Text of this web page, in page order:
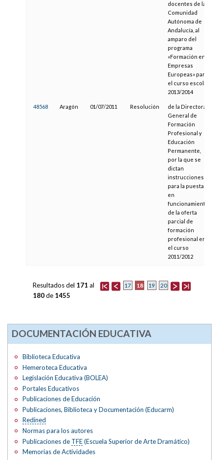
docentes de la
Comunidad
Autónoma de
Andalucía, al
amparo del
programa
«Formación en
Empresas
Europeas» para
el curso escolar
2013/2014
48568 Aragón 01/07/2011 Resolución
de la Directora
General de
Formación
Profesional y
Educación
Permanente,
por la que se
dictan
instrucciones
para la puesta
en
funcionamiento
de la oferta
parcial de
formación
profesional en
el curso
2011/2012
17 18 19 20
Resultados del 171 al
180de 1455
DOCUMENTACIÓN EDUCATIVA
Biblioteca Educativa
Hemeroteca Educativa
Legislación Educativa (BOLEA)
Portales Educativos
Publicaciones de Educación
Publicaciones, Biblioteca y Documentación (Educarm)
Redined
Normas para los autores
Publicaciones de TFE(Escuela Superior de Arte Dramático)
Memorias de Actividades